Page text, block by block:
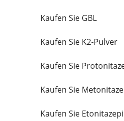
Kaufen Sie GBL
Kaufen Sie K2-Pulver
Kaufen Sie
Kaufen Sie
Kaufen Sie